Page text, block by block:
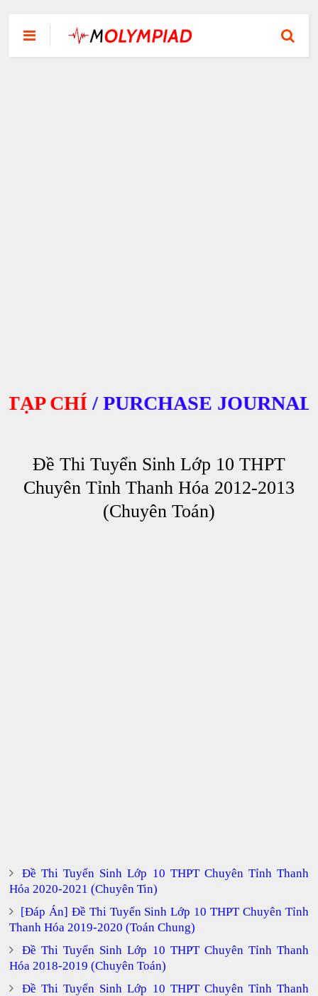
CHÍ/PURCHASE JOURNALS
Đề Thi Tuyển Sinh Lớp 10 THPT
Chuyên Tỉnh Thanh Hóa 2012-2013
(Chuyên Toán)
Đề Thi Tuyển Sinh Lớp 10 THPT Chuyên Tỉnh Thanh
Hóa 2020-2021 (Chuyên Tin)
[Đáp Án] Đề Thi Tuyển Sinh Lớp 10 THPT Chuyên Tỉnh
Thanh Hóa 2019-2020 (Toán Chung)
Đề Thi Tuyển Sinh Lớp 10 THPT Chuyên Tỉnh Thanh
Hóa 2018-2019 (Chuyên Toán)
Đề Thi Tuyển Sinh Lớp 10 THPT Chuyên Tỉnh Thanh